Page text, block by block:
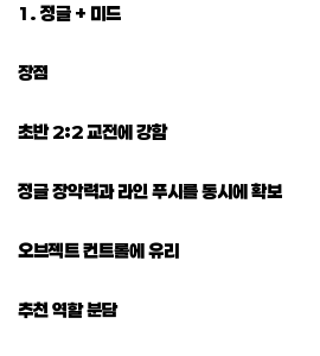
1. 정글 + 미드
장점
초반 2:2 교전에 강함
정글 장악력과 라인 푸시를 동시에 확보
오브젝트 컨트롤에 유리
추천 역할 분담